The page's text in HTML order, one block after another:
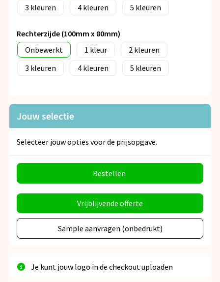
3
4 5
Rechterzijde (100mm x 80mm)
Onbewerkt
1
2
3
4 5
Jouw selectie
Selecteer jouw opties voor de prijsopgave.
Bestellen
Vrijblijvende offerte
Sample aanvragen (onbedrukt)
Je kunt jouw logo in de checkout uploaden